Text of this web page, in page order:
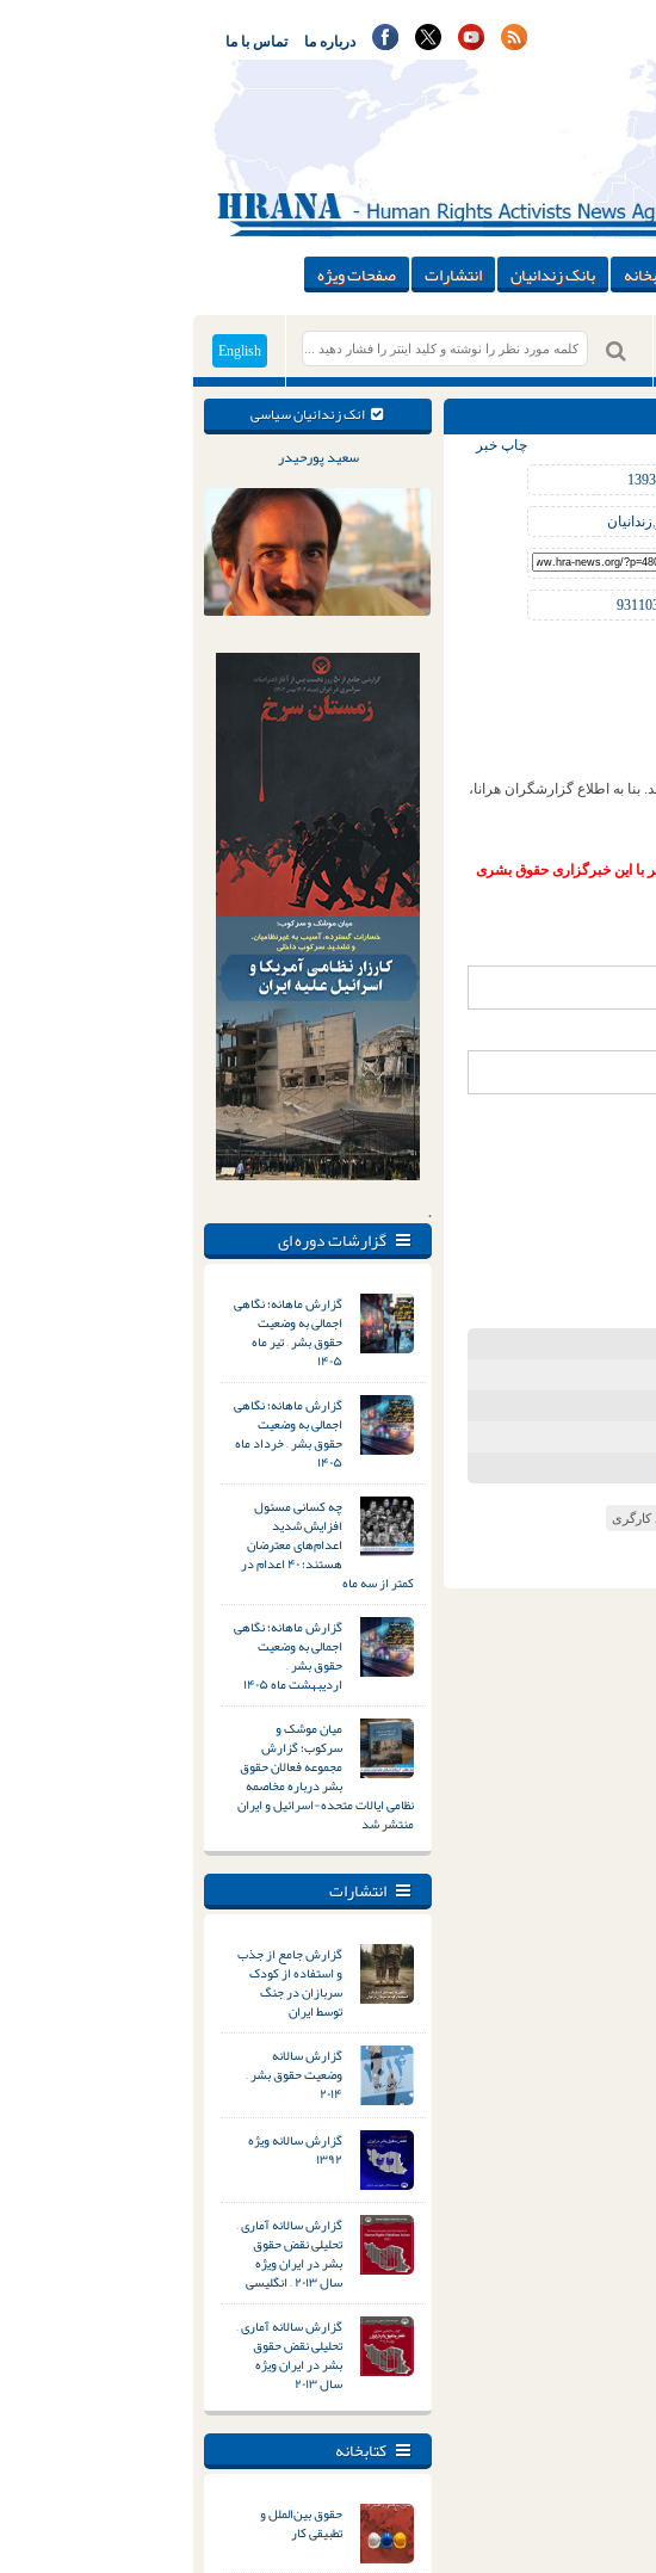
تماس با ما درباره ما
بانک زندانیان انتشارات صفحات ویژه
English
انک زندانیان سیاسی
سعید پورحیدر
.
گزارشات دوره ای
گزارش ماهانه؛ نگاهی
اجمالی به وضعیت
حقوق بشر – تیر ماه
۱۴۰۵
گزارش ماهانه؛ نگاهی
اجمالی به وضعیت
حقوق بشر – خرداد ماه
۱۴۰۵
چه کسانی مسئول
افزایش شدید
اعدام‌های معترضان
هستند؛ ۴۰ اعدام در
کمتر از سه ماه
گزارش ماهانه؛ نگاهی
اجمالی به وضعیت
حقوق بشر –
اردیبهشت ماه ۱۴۰۵
میان موشک و
سرکوب؛ گزارش
مجموعه فعالان حقوق
بشر درباره مخاصمه
نظامی ایالات متحده-اسرائیل و ایران
منتشر شد
انتشارات
گزارش جامع از جذب
و استفاده از کودک
سربازان در جنگ
توسط ایران
گزارش سالانه
وضعیت حقوق بشر –
۲۰۱۴
گزارش سالانه ویژه
۱۳۹۲
گزارش سالانه آماری –
تحلیلی نقض حقوق
بشر در ایران ویژه
سال ۲۰۱۳ – انگلیسی
گزارش سالانه آماری –
تحلیلی نقض حقوق
بشر در ایران ویژه
سال ۲۰۱۳
کتابخانه
حقوق بین‌الملل و
تطبیقی کار
,زندانیان
چاپ خبر
به اطلاع گزارشگران هرانا،
با این خبرگزاری حقوق بشری
کارگری